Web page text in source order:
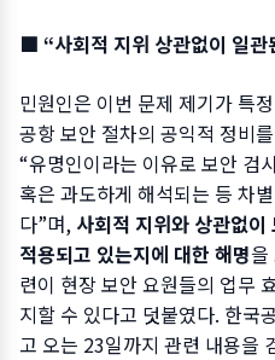
■ “사회적 지위 상관없이 일관
민원인은 이번 문제 제기가 특
공항 보안 절차의 공익적 정비
“유명인이라는 이유로 보안 검
혹은 과도하게 해석되는 등 차
다”며, 사회적 지위와 상관없
적용되고 있는지에 대한 해명
련이 현장 보안 요원들의 업무
지할 수 있다고 덧붙였다. 한국
고 오는 23일까지 관련 내용을